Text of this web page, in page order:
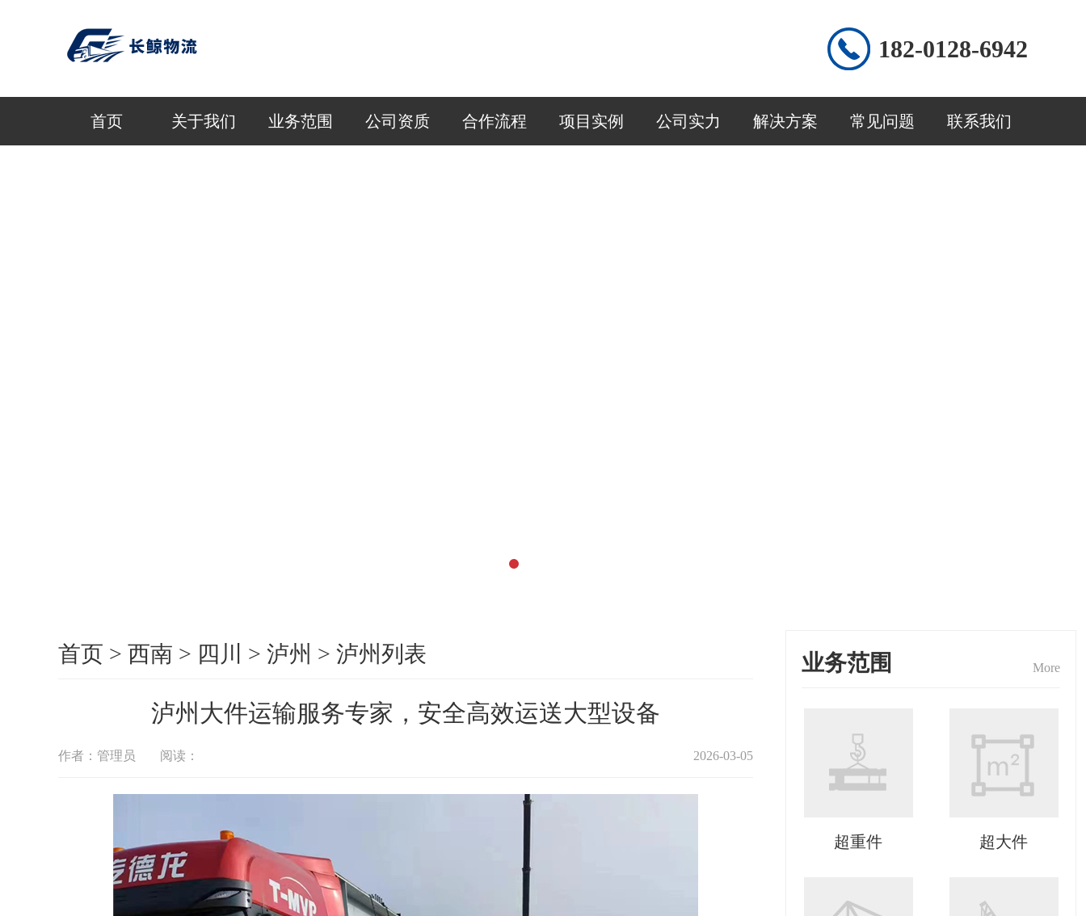
182-0128-6942
首页 关于我们 业务范围 公司资质 合作流程 项目实例 公司实力 解决方案 常见问题 联系我们
首页 > 西南 > 四川 > 泸州 > 泸州列表
泸州大件运输服务专家，安全高效运送大型设备
作者：管理员 阅读： 2026-03-05
业务范围 More
超重件 超大件